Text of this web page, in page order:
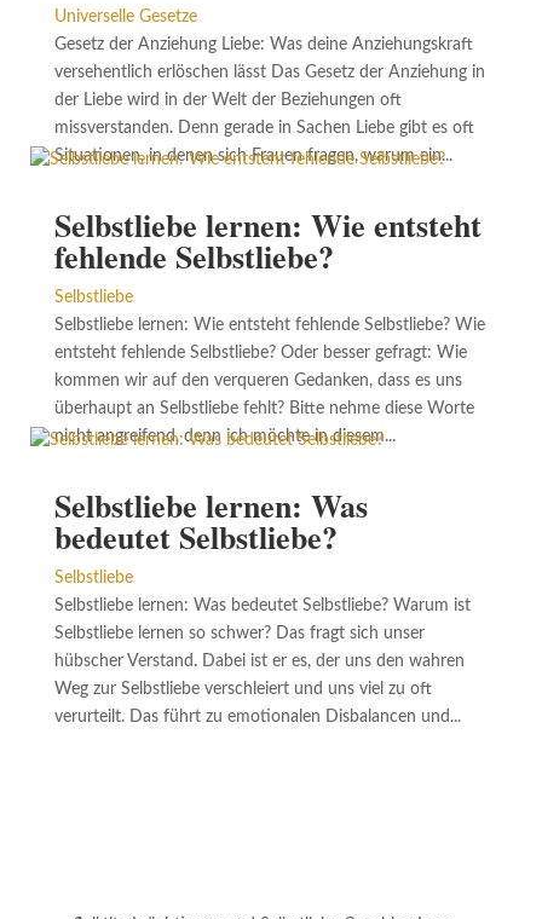
Universelle Gesetze
Gesetz der Anziehung Liebe: Was deine Anziehungskraft
versehentlich erlöschen lässt Das Gesetz der Anziehung in
der Liebe wird in der Welt der Beziehungen oft
missverstanden. Denn gerade in Sachen Liebe gibt es oft
Situationen, in denen sich Frauen fragen, warum ein...
Selbstliebe lernen: Wie entsteht
fehlende Selbstliebe?
Selbstliebe
Selbstliebe lernen: Wie entsteht fehlende Selbstliebe? Wie
entsteht fehlende Selbstliebe? Oder besser gefragt: Wie
kommen wir auf den verqueren Gedanken, dass es uns
überhaupt an Selbstliebe fehlt? Bitte nehme diese Worte
nicht angreifend, denn ich möchte in diesem...
Selbstliebe lernen: Was
bedeutet Selbstliebe?
Selbstliebe
Selbstliebe lernen: Was bedeutet Selbstliebe? Warum ist
Selbstliebe lernen so schwer? Das fragt sich unser
hübscher Verstand. Dabei ist er es, der uns den wahren
Weg zur Selbstliebe verschleiert und uns viel zu oft
verurteilt. Das führt zu emotionalen Disbalancen und...